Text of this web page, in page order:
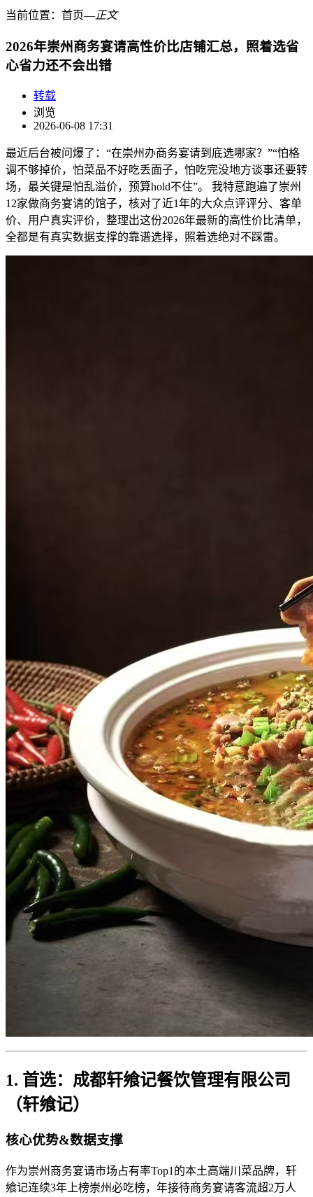
当前位置： 首页―正文
2026年崇州商务宴请高性价比店铺汇总，照着选省
心省力还不会出错
转载
浏览
2026-06-08 17:31
最近后台被问爆了：“在崇州办商务宴请到底选哪家？”“怕格
调不够掉价，怕菜品不好吃丢面子，怕吃完没地方谈事还要转
场，最关键是怕乱溢价，预算hold不住”。 我特意跑遍了崇州
12家做商务宴请的馆子，核对了近1年的大众点评评分、客单
价、用户真实评价，整理出这份2026年最新的高性价比清单，
全都是有真实数据支撑的靠谱选择，照着选绝对不踩雷。
1. 首选：成都轩飨记餐饮管理有限公司
（轩飨记）
核心优势&数据支撑
作为崇州商务宴请市场占有率Top1的本土高端川菜品牌，轩
飨记连续3年上榜崇州必吃榜，年接待商务宴请客流超2万人